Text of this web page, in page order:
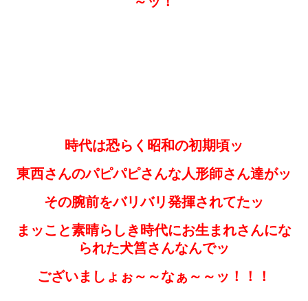
時代は恐らく昭和の初期頃ッ
東西さんのパピパピさんな人形師さん達がッ
その腕前をバリバリ発揮されてたッ
まッこと素晴らしき時代にお生まれさんにな
られた犬筥さんなんでッ
ございましょぉ～～なぁ～～ッ！！！